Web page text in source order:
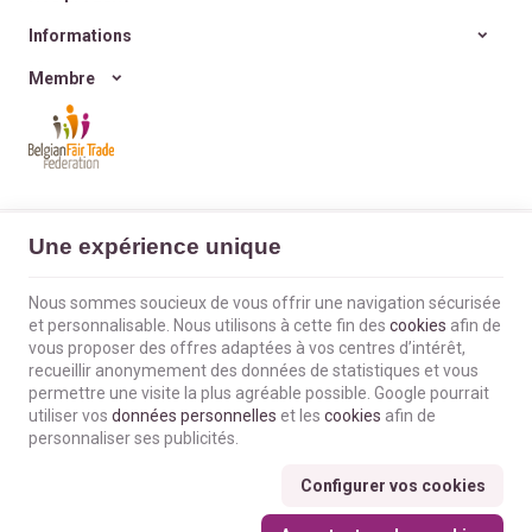
Informations
Membre
L'Envol du Colibri | N° d'entreprise : BE0660802404 |
Contact |Conditions générales
© Copyright 2023-2026 -E-net Business, accélérateur d'e-commerce pour
commerçants, indépendants & PME
Une expérience unique
Nous sommes soucieux de vous offrir une navigation sécurisée
et personnalisable. Nous utilisons à cette fin des cookies afin de
vous proposer des offres adaptées à vos centres d’intérêt,
recueillir anonymement des données de statistiques et vous
permettre une visite la plus agréable possible. Google pourrait
utiliser vos données personnelles et les cookies afin de
personnaliser ses publicités.
Configurer vos cookies